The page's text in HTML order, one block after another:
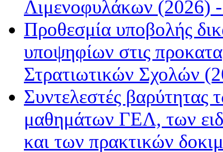
Λιμενοφυλάκων (2026)
Προθεσμία υποβολής
υποψηφίων στις
Στρατιωτικών Σχολών
Συντελεστές βαρύτητας
μαθημάτων ΓΕΛ, των
και των πρακτικών